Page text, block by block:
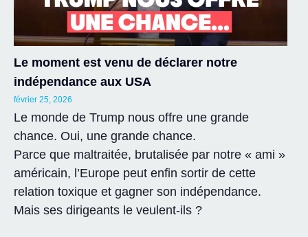
Le moment est venu de déclarer notre
indépendance aux USA
février 25, 2026
Le monde de Trump nous offre une grande
chance. Oui, une grande chance.
Parce que maltraitée, brutalisée par notre « ami »
américain, l’Europe peut enfin sortir de cette
relation toxique et gagner son indépendance.
Mais ses dirigeants le veulent-ils ?